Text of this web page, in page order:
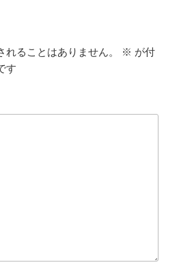
れることはありません。 ※ が付
す